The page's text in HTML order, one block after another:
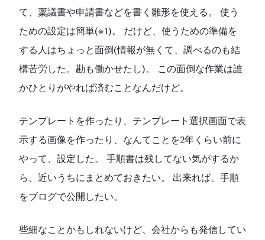
て、稟議書や申請書などを書く雛形を使える。 使う
ための設定は簡単(※1)。 だけど、使うための準備を
する人はちょっと面倒(情報が無くて、調べるのも結
構苦労した。勘も働かせたし)。 この面倒な作業は誰
かひとりがやれば済むことなんだけど。
テンプレートを作ったり、テンプレート選択画面で表
示する画像を作ったり、なんてことを2年くらい前に
やって、設定した。 手順書は残してない気がするか
ら、近いうちにまとめておきたい。 出来れば、手順
をブログで公開したい。
些細なことかもしれないけど、会社からも発信してい